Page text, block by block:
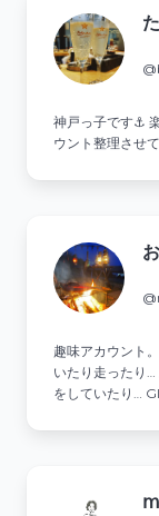
神戸っ子です⚓
ウント整理させ
趣味アカウント
いたり走ったり
をしていたり…